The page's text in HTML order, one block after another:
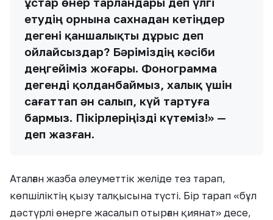
етудің орнына сахнадан кетіңдер
дегені қаншалықты дұрыс деп
ойлайсыздар? Бәріміздің кәсіби
деңгейіміз жоғары. Фонограмма
дегенді қолданбаймыз, халық үшін
сағаттап ән салып, күй тартуға
бармыз. Пікірлеріңізді күтеміз!» —
деп жазған.
Аталған жазба әлеуметтік желіде тез тарап,
көпшіліктің қызу талқысына түсті. Бір тарап «бұл
дәстүрлі өнерге жасалып отырған қиянат» десе,